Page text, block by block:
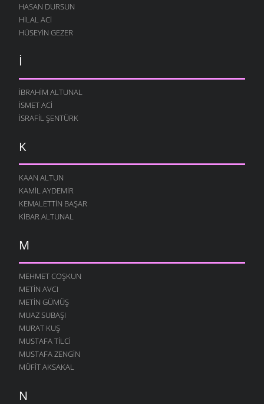
HASAN DURSUN
HILAL ACI
HÜSEYIN GEZER
İ
İBRAHIM ALTUNAL
İSMET ACI
İSRAFIL ŞENTÜRK
K
KAAN ALTUN
KAMIL AYDEMIR
KEMALETTIN BAŞAR
KIBAR ALTUNAL
M
MEHMET COŞKUN
METIN AVCI
METIN GÜMÜŞ
MUAZ SUBAŞI
MURAT KUŞ
MUSTAFA TILCI
MUSTAFA ZENGIN
MÜFIT AKSAKAL
N